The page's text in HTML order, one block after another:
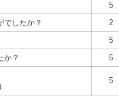
5
したか？
2
5
か？
5
5